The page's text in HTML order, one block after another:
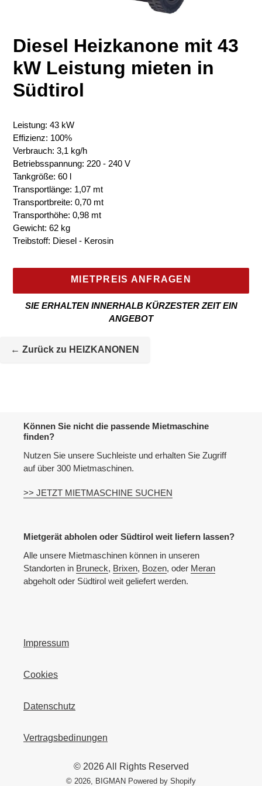
Diesel Heizkanone mit 43
kW Leistung mieten in
Südtirol
Leistung: 43 kW
Effizienz: 100%
Verbrauch: 3,1 kg/h
Betriebsspannung: 220 - 240 V
Tankgröße: 60 l
Transportlänge: 1,07 mt
Transportbreite: 0,70 mt
Transporthöhe: 0,98 mt
Gewicht: 62 kg
Treibstoff: Diesel - Kerosin
MIETPREIS ANFRAGEN
SIE ERHALTEN INNERHALB KÜRZESTER ZEIT EIN
ANGEBOT
wird
← Zurück zu HEIZKANONEN
Können Sie nicht die passende Mietmaschine
finden?
Nutzen Sie unsere Suchleiste und erhalten Sie Zugriff
auf über 300 Mietmaschinen.
>> JETZT MIETMASCHINE SUCHEN
Mietgerät abholen oder Südtirol weit liefern lassen?
Alle unsere Mietmaschinen können in unseren
Standorten in Bruneck, Brixen, Bozen, oder Meran
abgeholt oder Südtirol weit geliefert werden.
Impressum
Cookies
Datenschutz
Vertragsbedinungen
© 2026 All Rights Reserved
© 2026, BIGMAN Powered by Shopify